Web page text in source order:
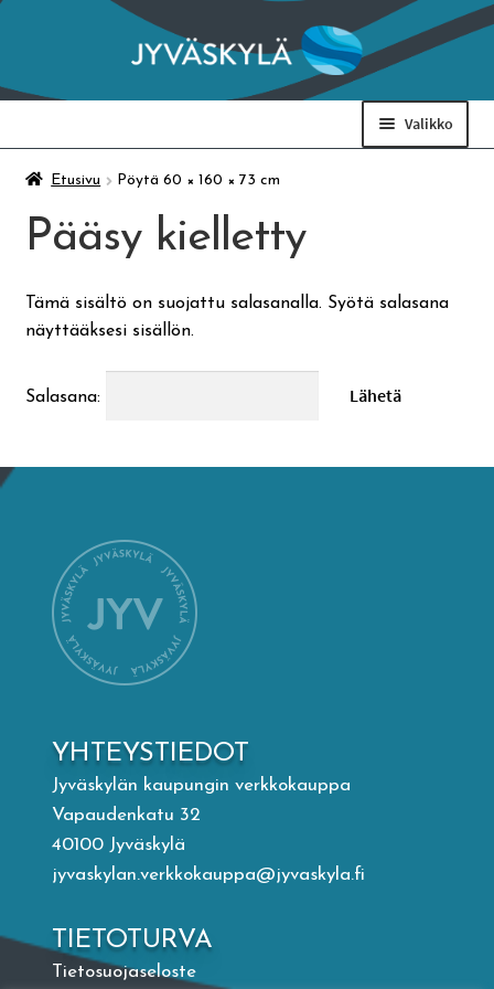
Siirry
navigointiin
Siirry
sisältöön
Valikko
Taidemuseo & Ratamo
Suomen käsityön museo
Skeittihalli
Taideapteekki
Kirjasto
Valon Kaupunki
Lasten Lysti & LystiKylä-festivaali
English
Etusivu Pöytä 60 × 160 × 73 cm
Pääsy kielletty
Tämä sisältö on suojattu salasanalla. Syötä salasana
näyttääksesi sisällön.
Salasana:
YHTEYSTIEDOT
Jyväskylän kaupungin verkkokauppa
Vapaudenkatu 32
40100 Jyväskylä
jyvaskylan.verkkokauppa@jyvaskyla.fi
TIETOTURVA
Tietosuojaseloste